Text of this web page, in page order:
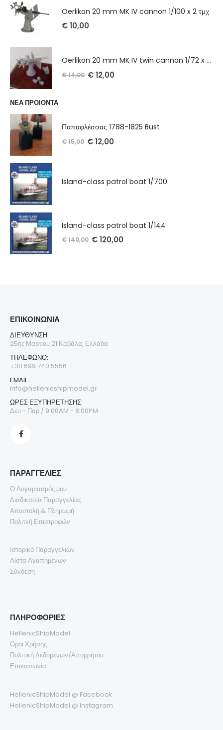
Oerlikon 20 mm MK IV cannon 1/100 x 2 τμχ
€10,00
Oerlikon 20 mm MK IV twin cannon 1/72 x 2 τμχ
€14,00 €12,00
ΝΕΑ ΠΡΟΙΟΝΤΑ
Παπαφλέσσας 1788-1825 Bust
€15,00 €12,00
Island-class patrol boat 1/700
Island-class patrol boat 1/144
€140,00 €120,00
ΕΠΙΚΟΙΝΩΝΊΑ
ΔΙΕΎΘΥΝΣΗ:
25ης Μαρτίου 21 Καβάλα, Ελλάδα
ΤΗΛΈΦΩΝΟ:
+30 699 740 5556
EMAIL:
info@hellenicshipmodel.gr
ΩΡΕΣ ΕΞΥΠΗΡΕΤΗΣΗΣ:
Δευ - Παρ / 9:00AM - 8:00PM
ΠΑΡΑΓΓΕΛΙΕΣ
Ο Λογαριασμός μου
Διαδικασία Παραγγελίας
Αποστολή & Πληρωμή
Πολιτκή Επιστροφών
Ιστορικό Παραγγελιών
Λίστα Αγαπημένων
Σύνδεση
ΠΛΗΡΟΦΟΡΙΕΣ
HellenicShipModel
Οροι Χρήσης
Πολιτική Δεδομένων/Απορρήτου
Επικοινωνία
HellenicShipModel @ Facebook
HellenicShipModel @ Instagram